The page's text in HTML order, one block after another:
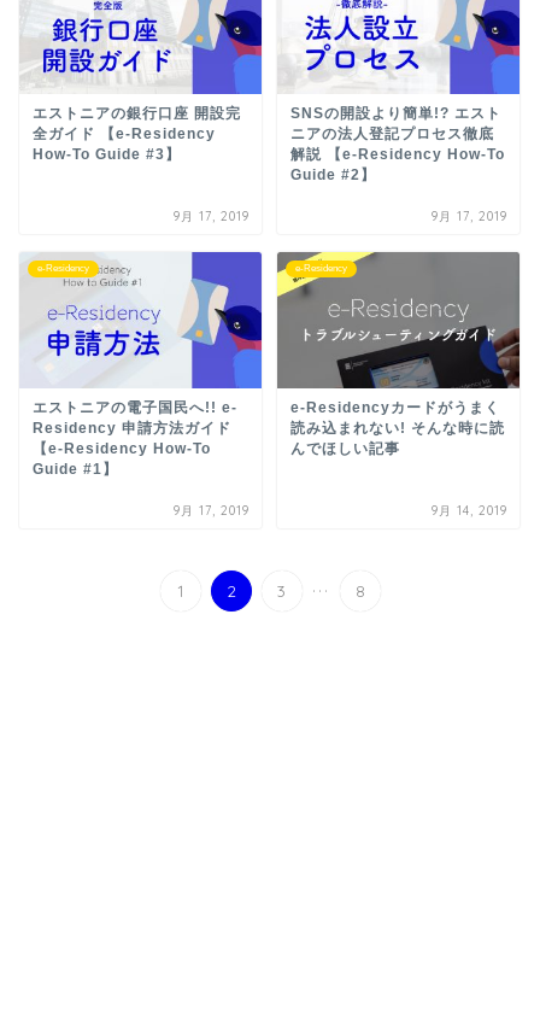
エストニアの銀行口座 開設完
全ガイド 【e-Residency
How-To Guide #3】
9月 17, 2019
SNSの開設より簡単!? エスト
ニアの法人登記プロセス徹底
解説 【e-Residency How-To
Guide #2】
9月 17, 2019
e-Residency
エストニアの電子国民へ!! e-
Residency 申請方法ガイド
【e-Residency How-To
Guide #1】
9月 17, 2019
e-Residency
e-Residencyカードがうまく
読み込まれない! そんな時に読
んでほしい記事
9月 14, 2019
1 2 3 ... 8